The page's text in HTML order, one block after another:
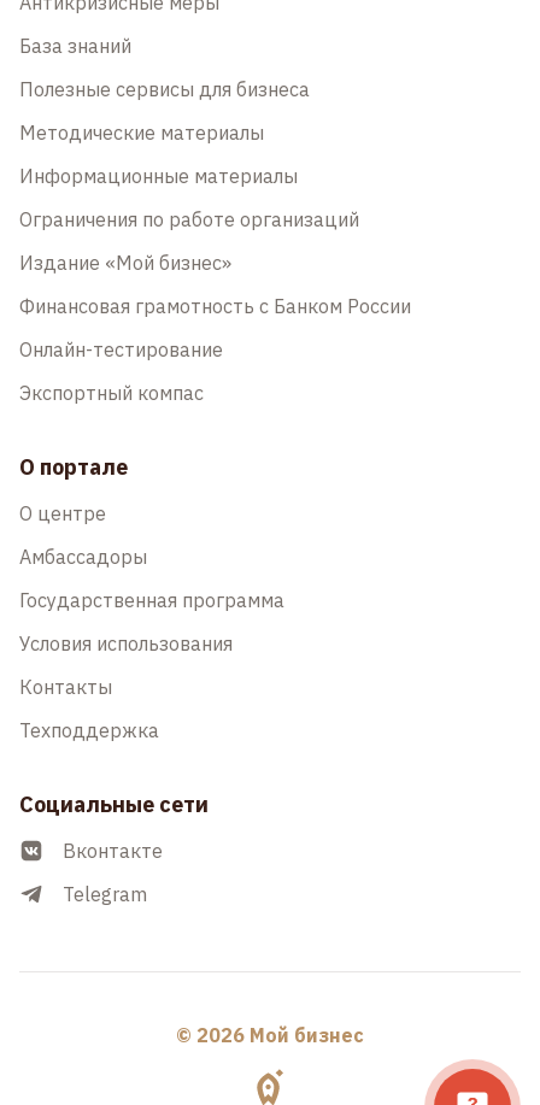
База знаний
Полезные сервисы для бизнеса
Методические материалы
Информационные материалы
Ограничения по работе организаций
Издание «Мой бизнес»
Финансовая грамотность с Банком России
Онлайн-тестирование
Экспортный компас
О портале
О центре
Амбассадоры
Государственная программа
Условия использования
Контакты
Техподдержка
Социальные сети
Вконтакте
Telegram
© 2026 Мой бизнес